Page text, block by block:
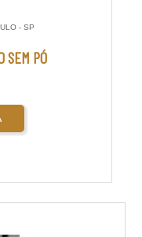
- SP
SEM PÓ